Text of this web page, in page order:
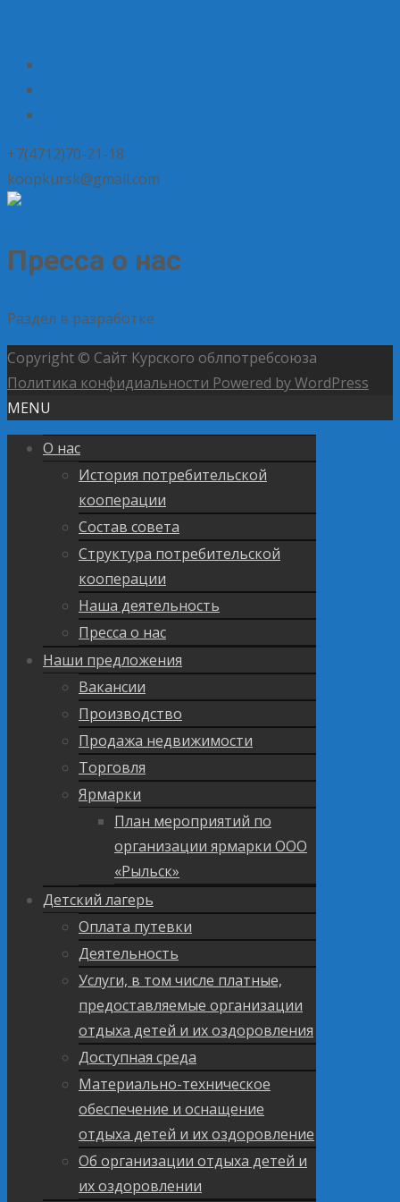
+7(4712)70-21-18
koopkursk@gmail.com
Пресса о нас
Раздел в разработке
Copyright © Сайт Курского облпотребсоюза
Политика конфидиальности Powered by WordPress
MENU
О нас
История потребительской
кооперации
Состав совета
Структура потребительской
кооперации
Наша деятельность
Пресса о нас
Наши предложения
Вакансии
Производство
Продажа недвижимости
Торговля
Ярмарки
План мероприятий по
организации ярмарки ООО
«Рыльск»
Детский лагерь
Оплата путевки
Деятельность
Услуги, в том числе платные,
предоставляемые организации
отдыха детей и их оздоровления
Доступная среда
Материально-техническое
обеспечение и оснащение
отдыха детей и их оздоровление
Об организации отдыха детей и
их оздоровлении